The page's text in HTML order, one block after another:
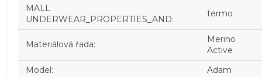
MALL
UNDERWEAR_PROPERTIES_AND:
termo
Materiálová řada:
Merino
Active
Model:
Adam